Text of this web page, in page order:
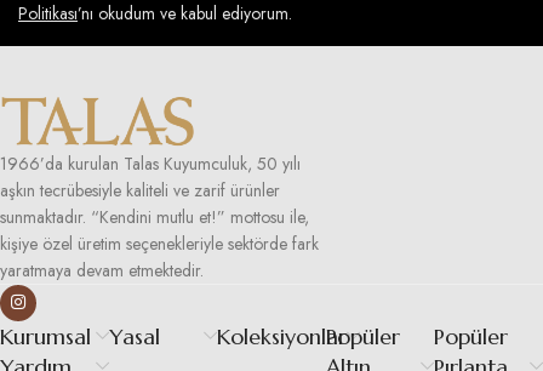
Politikası’nı okudum ve kabul ediyorum.
1966’da kurulan Talas Kuyumculuk, 50 yılı
aşkın tecrübesiyle kaliteli ve zarif ürünler
sunmaktadır. “Kendini mutlu et!” mottosu ile,
kişiye özel üretim seçenekleriyle sektörde fark
yaratmaya devam etmektedir.
Kurumsal
Yasal KoleksiyonlarPopüler
Popüler